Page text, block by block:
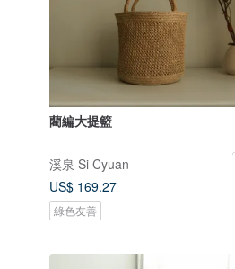
藺編大提籃
溪泉 Si Cyuan
US$ 169.27
綠色友善